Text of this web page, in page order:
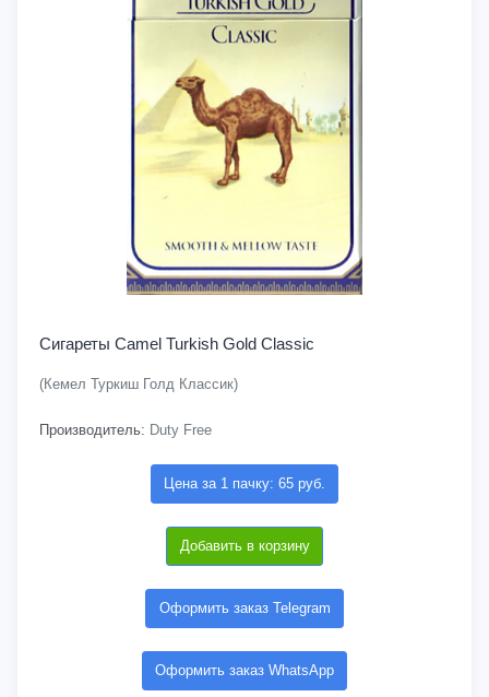
Сигареты Camel Turkish Gold Classic
(Кемел Туркиш Голд Классик)
Производитель: Duty Free
Цена за 1 пачку: 65 руб.
Добавить в корзину
Оформить заказ Telegram
Оформить заказ WhatsApp